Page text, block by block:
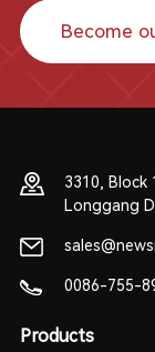
Become
3310, Block
Longgang
0086-755-
Products